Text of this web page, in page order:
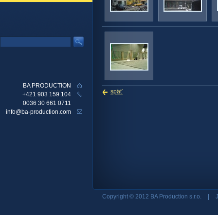
späť
BA PRODUCTION
+421 903 159 104
0036 30 661 0711
info@ba-production.com
Copyright © 2012 BA Production s.r.o.